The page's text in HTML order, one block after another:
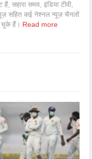
सहारा समय, इंडिया टीवी,
सहित कई नेश्नल न्यूज़ चैनलों
चुके हैं। Read more